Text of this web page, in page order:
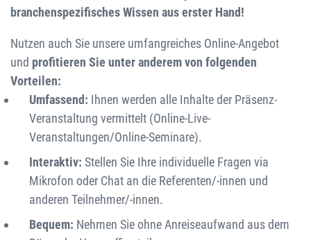
branchenspezifisches Wissen aus erster Hand!
Nutzen auch Sie unsere umfangreiches Online-Angebot
und profitieren Sie unter anderem von folgenden
Vorteilen:
Umfassend: Ihnen werden alle Inhalte der Präsenz-
Veranstaltung vermittelt (Online-Live-
Veranstaltungen/Online-Seminare).
Interaktiv: Stellen Sie Ihre individuelle Fragen via
Mikrofon oder Chat an die Referenten/-innen und
anderen Teilnehmer/-innen.
Bequem: Nehmen Sie ohne Anreiseaufwand aus dem